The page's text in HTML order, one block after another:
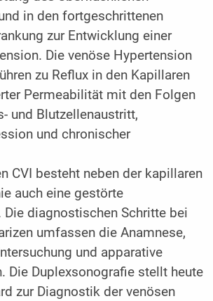
in den fortgeschrittenen
zur Entwicklung einer
Die venöse Hypertension
zu Reflux in den Kapillaren
Permeabilität mit den Folgen
und Blutzellenaustritt,
und chronischer
CVI besteht neben der kapillaren
auch eine gestörte
Die diagnostischen Schritte bei
umfassen die Anamnese,
und apparative
Die Duplexsonografie stellt heute
zur Diagnostik der venösen